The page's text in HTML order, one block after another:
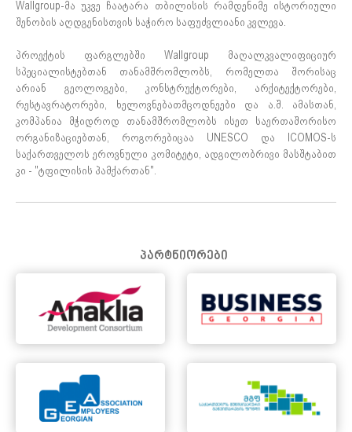
Wallgroup-მა უკვე ჩაატარა თბილისის რამდენიმე ისტორიული
შენობის აღდგენისთვის საჭირო საფუძვლიანი კვლევა.
პროექტის ფარგლებში Wallgroup მაღალკვალიფიციურ
სპეციალისტებთან თანამშრომლობს, რომელთა შორისაც
არიან გეოლოგები, კონსტრუქტორები, არქიტექტორები,
რესტავრატორები, ხელოვნებათმცოდნეები და ა.შ. ამასთან,
კომპანია მჭიდროდ თანამშრომლობს ისეთ საერთაშორისო
ორგანიზაციებთან, როგორებიცაა UNESCO და ICOMOS-ს
საქართველოს ეროვნული კომიტეტი, ადგილობრივი მასშტაბით
კი - "ტფილისის ჰამქართან".
პარტნიორები